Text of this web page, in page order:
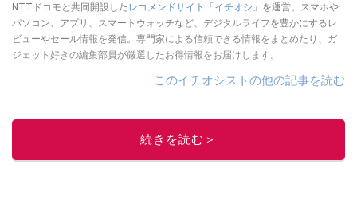
NTTドコモと共同開設したレコメンドサイト「イチオシ」 を運営。スマホや
パソコン、アプリ、スマートウォッチなど、デジタルライフを豊かにするレ
ビューやセール情報を発信。専門家による信頼できる情報をまとめたり、ガ
ジェット好きの編集部員が厳選したお得情報をお届けします。
このイチオシストの他の記事を読む
続きを読む＞